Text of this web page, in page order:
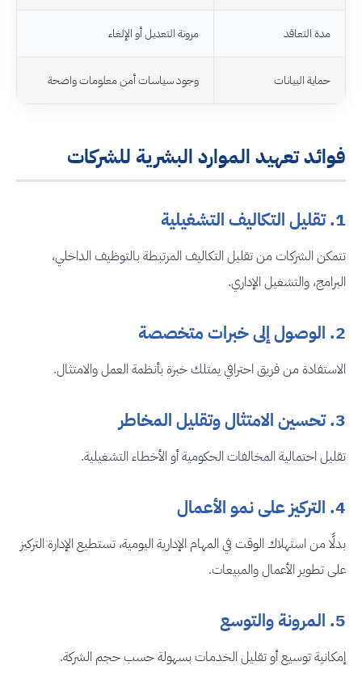
مدة التعاقد مرونة التعديل أو الإلغاء
حماية البيانات وجود سياسات أمن معلومات واضحة
فوائد تعهيد الموارد البشرية للشركات
1. تقليل التكاليف التشغيلية
تتمكن الشركات من تقليل التكاليف المرتبطة بالتوظيف الداخلي،
البرامج، والتشغيل الإداري.
2. الوصول إلى خبرات متخصصة
الاستفادة من فريق احترافي يمتلك خبرة بأنظمة العمل والامتثال.
3. تحسين الامتثال وتقليل المخاطر
تقليل احتمالية المخالفات الحكومية أو الأخطاء التشغيلية.
4. التركيز على نمو الأعمال
بدلًا من استهلاك الوقت في المهام الإدارية اليومية، تستطيع الإدارة التركيز
على تطوير الأعمال والمبيعات.
5. المرونة والتوسع
إمكانية توسيع أو تقليل الخدمات بسهولة حسب حجم الشركة.